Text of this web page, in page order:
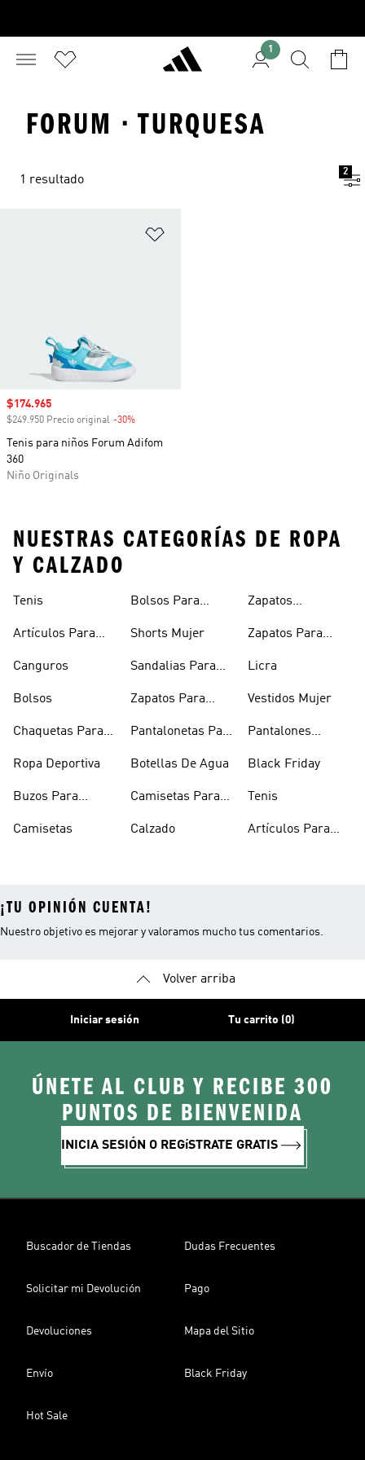
1
FORUM · TURQUESA
1 resultado
2
Precio de venta
$174.965
$249.950 Precio original -30%
Tenis para niños Forum Adifom
360
Niño Originals
NUESTRAS CATEGORÍAS DE ROPA
Y CALZADO
Tenis
Artículos Para
Canguros
Bolsos
Chaquetas Para
Ropa Deportiva
Buzos Para
Camisetas
Bolsos Para
Shorts Mujer
Sandalias Para
Zapatos Para
Pantalonetas Para
Botellas De Agua
Camisetas Para
Calzado
Zapatos
Zapatos Para
Licra
Vestidos Mujer
Pantalones
Black Friday
Tenis
Artículos Para
¡TU OPINIÓN CUENTA!
Nuestro objetivo es mejorar y valoramos mucho tus comentarios.
Volver arriba
Iniciar sesión Tu carrito (0)
ÚNETE AL CLUB Y RECIBE 300
PUNTOS DE BIENVENIDA
INICIA SESIÓN O REGíSTRATE GRATIS
Buscador de Tiendas Dudas Frecuentes
Solicitar mi Devolución Pago
Devoluciones Mapa del Sitio
Envío Black Friday
Hot Sale